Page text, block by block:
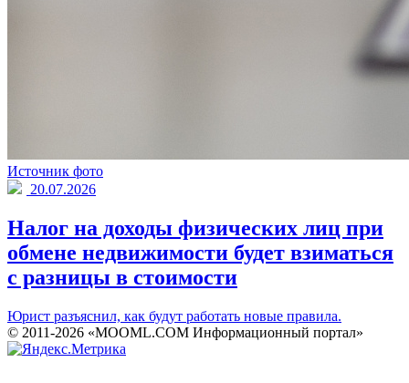
Источник фото
20.07.2026
Налог на доходы физических лиц при
обмене недвижимости будет взиматься
с разницы в стоимости
Юрист разъяснил, как будут работать новые правила.
© 2011-2026 «MOOML.COM Информационный портал»